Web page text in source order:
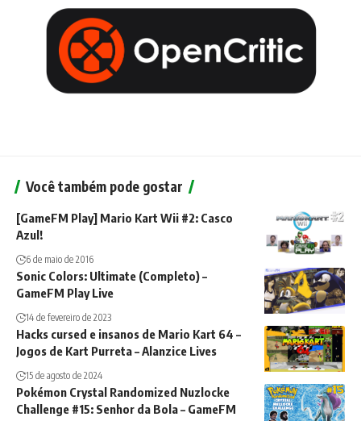
Você também pode gostar
[GameFM Play] Mario Kart Wii #2: Casco
Azul!
6 de maio de 2016
Sonic Colors: Ultimate (Completo) –
GameFM Play Live
14 de fevereiro de 2023
Hacks cursed e insanos de Mario Kart 64 –
Jogos de Kart Purreta – Alanzice Lives
15 de agosto de 2024
Pokémon Crystal Randomized Nuzlocke
Challenge #15: Senhor da Bola – GameFM